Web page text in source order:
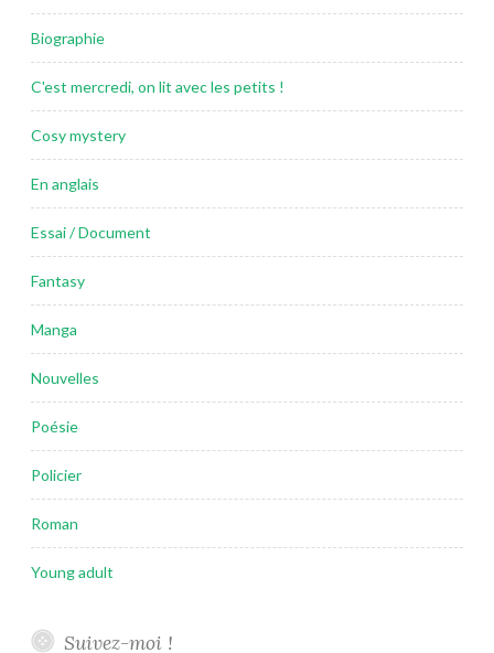
Biographie
C'est mercredi, on lit avec les petits !
Cosy mystery
En anglais
Essai / Document
Fantasy
Manga
Nouvelles
Poésie
Policier
Roman
Young adult
Suivez-moi !